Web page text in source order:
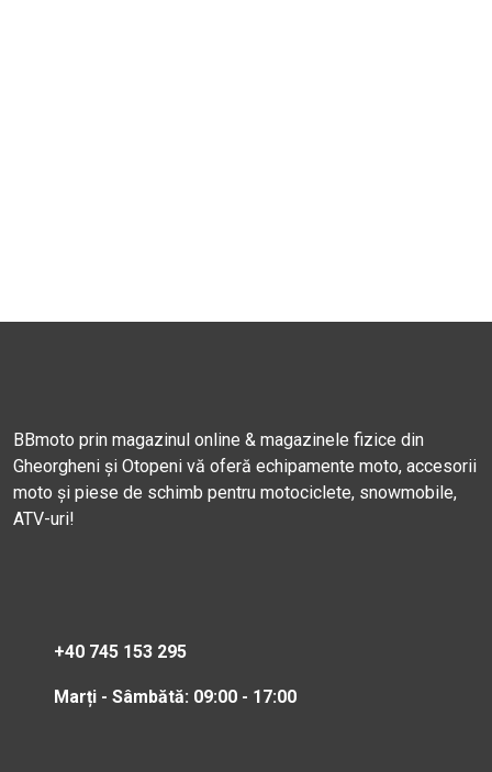
BBmoto prin magazinul online & magazinele fizice din
Gheorgheni și Otopeni vă oferă echipamente moto, accesorii
moto și piese de schimb pentru motociclete, snowmobile,
ATV-uri!
+40 745 153 295
Marți - Sâmbătă: 09:00 - 17:00